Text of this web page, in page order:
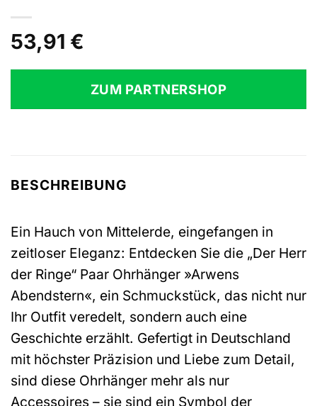
53,91 €
ZUM PARTNERSHOP
BESCHREIBUNG
Ein Hauch von Mittelerde, eingefangen in
zeitloser Eleganz: Entdecken Sie die „Der Herr
der Ringe“ Paar Ohrhänger »Arwens
Abendstern«, ein Schmuckstück, das nicht nur
Ihr Outfit veredelt, sondern auch eine
Geschichte erzählt. Gefertigt in Deutschland
mit höchster Präzision und Liebe zum Detail,
sind diese Ohrhänger mehr als nur
Accessoires – sie sind ein Symbol der